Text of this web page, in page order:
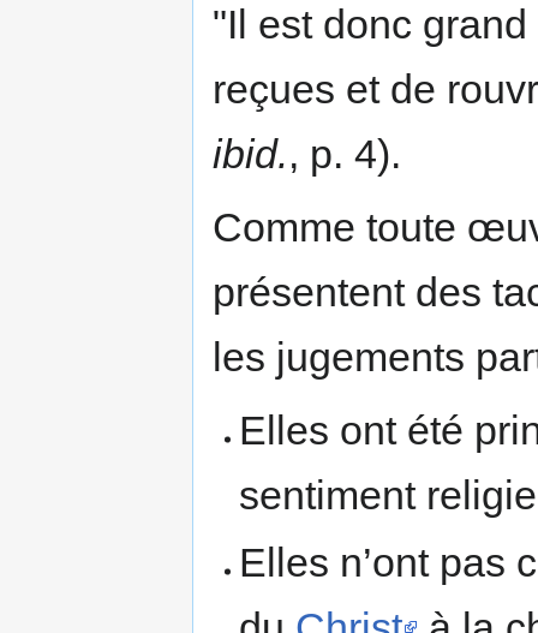
"Il est donc
reçues et de
ibid., p. 4).
Comme toute
présentent des
les jugements
Elles ont été
sentiment
Elles n’ont pas